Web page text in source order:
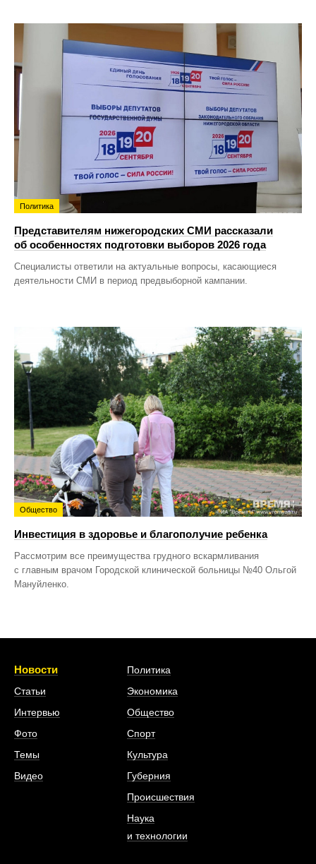
Политика
Представителям нижегородских СМИ рассказали
об особенностях подготовки выборов 2026 года
Специалисты ответили на актуальные вопросы, касающиеся
деятельности СМИ в период предвыборной кампании.
Общество
Инвестиция в здоровье и благополучие ребенка
Рассмотрим все преимущества грудного вскармливания
с главным врачом Городской клинической больницы №40 Ольгой
Мануйленко.
Новости
Статьи
Интервью
Фото
Темы
Видео
Политика
Экономика
Общество
Спорт
Культура
Губерния
Происшествия
Наука
и технологии